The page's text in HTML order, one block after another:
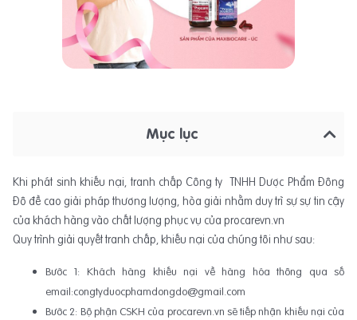
Mục lục
Khi phát sinh khiếu nại, tranh chấp Công ty TNHH Dược Phẩm Đông
Đô đề cao giải pháp thương lượng, hòa giải nhằm duy trì sự sự tin cậy
của khách hàng vào chất lượng phục vụ của procarevn.vn
Quy trình giải quyết tranh chấp, khiếu nại của chúng tôi như sau:
Bước 1: Khách hàng khiếu nại về hàng hóa thông qua số
email:congtyduocphamdongdo@gmail.com
Bước 2: Bộ phận CSKH của procarevn.vn sẽ tiếp nhận khiếu nại của